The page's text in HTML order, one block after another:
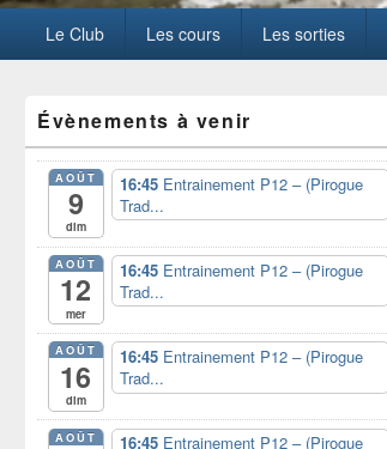
principalLe Club Les cours Les sorties
principale
de
widget
pour
barre
latérale
Évènements à venir
AOÛT
9
dim
16:45 Entrainement P12 – (Pirogue
Trad...
AOÛT
12
mer
16:45 Entrainement P12 – (Pirogue
Trad...
AOÛT
16
dim
16:45 Entrainement P12 – (Pirogue
Trad...
AOÛT 16:45 Entrainement P12 – (Pirogue